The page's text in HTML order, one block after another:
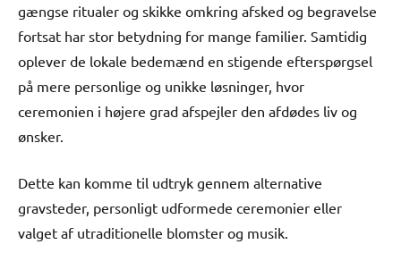
gængse ritualer og skikke omkring afsked og begravelse
fortsat har stor betydning for mange familier. Samtidig
oplever de lokale bedemænd en stigende efterspørgsel
på mere personlige og unikke løsninger, hvor
ceremonien i højere grad afspejler den afdødes liv og
ønsker.
Dette kan komme til udtryk gennem alternative
gravsteder, personligt udformede ceremonier eller
valget af utraditionelle blomster og musik.